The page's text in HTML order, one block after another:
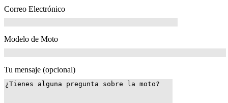
Correo Electrónico
Modelo de Moto
Tu mensaje (opcional)